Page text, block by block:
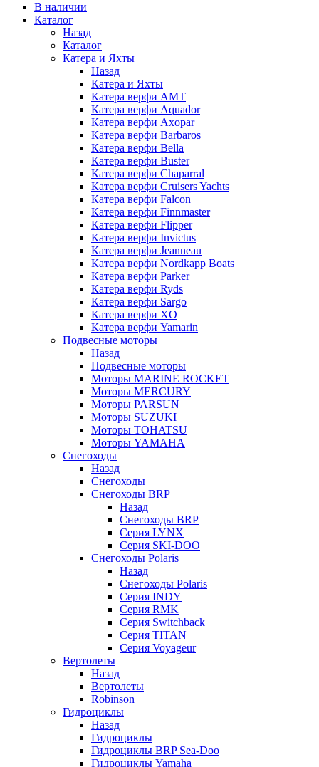
В наличии
Каталог
Назад
Каталог
Катера и Яхты
Назад
Катера и Яхты
Катера верфи AMT
Катера верфи Aquador
Катера верфи Axopar
Катера верфи Barbaros
Катера верфи Bella
Катера верфи Buster
Катера верфи Chaparral
Катера верфи Cruisers Yachts
Катера верфи Falcon
Катера верфи Finnmaster
Катера верфи Flipper
Катера верфи Invictus
Катера верфи Jeanneau
Катера верфи Nordkapp Boats
Катера верфи Parker
Катера верфи Ryds
Катера верфи Sargo
Катера верфи XO
Катера верфи Yamarin
Подвесные моторы
Назад
Подвесные моторы
Моторы MARINE ROCKET
Моторы MERCURY
Моторы PARSUN
Моторы SUZUKI
Моторы TOHATSU
Моторы YAMAHA
Снегоходы
Назад
Снегоходы
Снегоходы BRP
Назад
Снегоходы BRP
Серия LYNX
Серия SKI-DOO
Снегоходы Polaris
Назад
Снегоходы Polaris
Серия INDY
Серия RMK
Серия Switchback
Серия TITAN
Серия Voyageur
Вертолеты
Назад
Вертолеты
Robinson
Гидроциклы
Назад
Гидроциклы
Гидроциклы BRP Sea-Doo
Гидроциклы Yamaha